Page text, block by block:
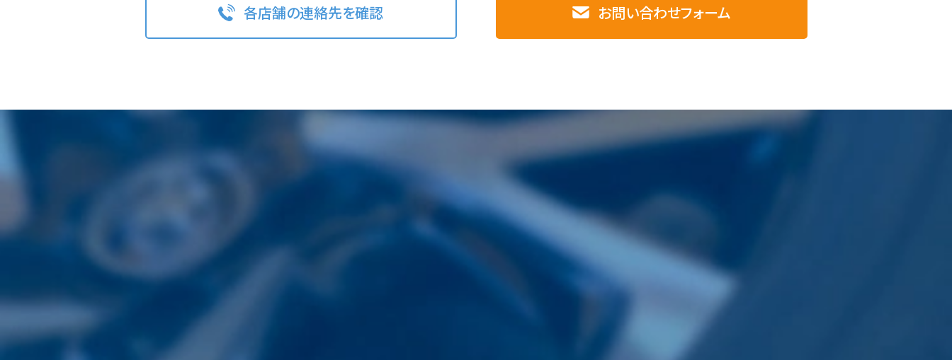
各店舗の連絡先を確認 お問い合わせフォーム
熊本県熊本市中央区本山4丁目3番7号
TEL.096-352-8177 08:30~17:30（土日祝休）
車検
種類と特徴
流れ
洗車
コース紹介
料金
ドライブスルー洗車
スタッフ手洗い洗車
スタッフ機械洗車
オイル交換
バッテリー交換
鈑金
買取り・中古車販売